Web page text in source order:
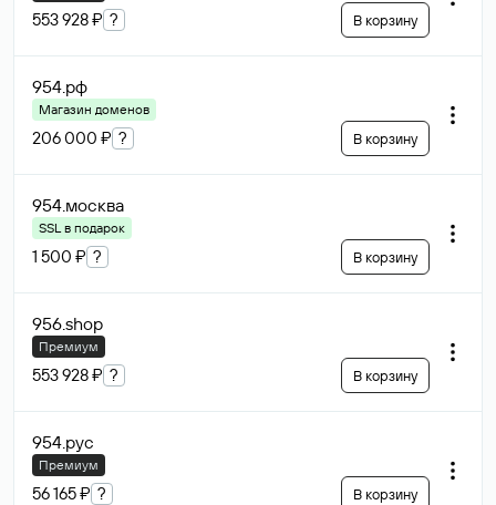
553 928 ₽ ? В корзину
954.рф
Магазин доменов
206 000 ₽ ? В корзину
954.москва
SSL в подарок
1 500 ₽ ? В корзину
956.shop
Премиум
553 928 ₽ ? В корзину
954.рус
Премиум
56 165 ₽ ? В корзину